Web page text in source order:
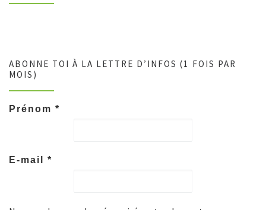
ABONNE TOI À LA LETTRE D’INFOS (1 FOIS PAR
MOIS)
Prénom *
E-mail *